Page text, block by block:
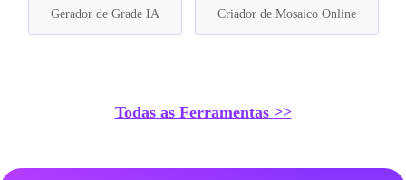
Gerador de Grade IA Criador de Mosaico Online
Todas as Ferramentas >>